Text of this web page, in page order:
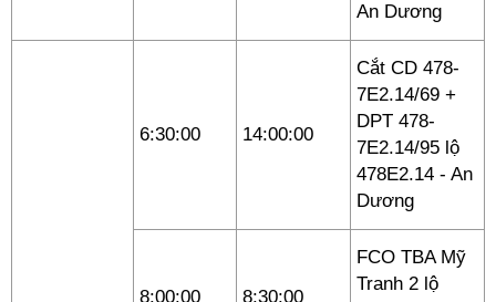
An Dương
6:30:00 14:00:00
Cắt CD 478-
7E2.14/69 +
DPT 478-
7E2.14/95 lộ
478E2.14 - An
Dương
8:00:00 8:30:00
FCO TBA Mỹ
Tranh 2 lộ